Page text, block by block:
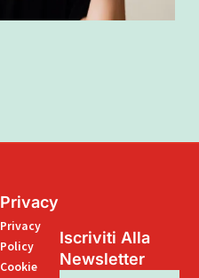
Privacy
Privacy
Policy
Cookie
Iscriviti Alla
Newsletter